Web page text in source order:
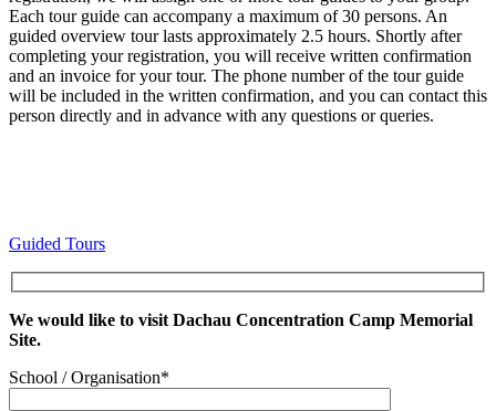
Each tour guide can accompany a maximum of 30 persons. An
guided overview tour lasts approximately 2.5 hours. Shortly after
completing your registration, you will receive written confirmation
and an invoice for your tour. The phone number of the tour guide
will be included in the written confirmation, and you can contact this
person directly and in advance with any questions or queries.
Guided Tours
We would like to visit Dachau Concentration Camp Memorial
Site.
School / Organisation*